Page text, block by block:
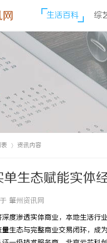
生活百科 综
资讯内容
单生态赋能实体
肇州资讯网
渗透实体商业，本地生活行
生态与完整商业交易闭环，成